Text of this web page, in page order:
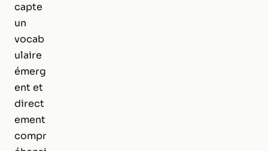
capte
un
vocab
ulaire
émerg
ent et
direct
ement
compr